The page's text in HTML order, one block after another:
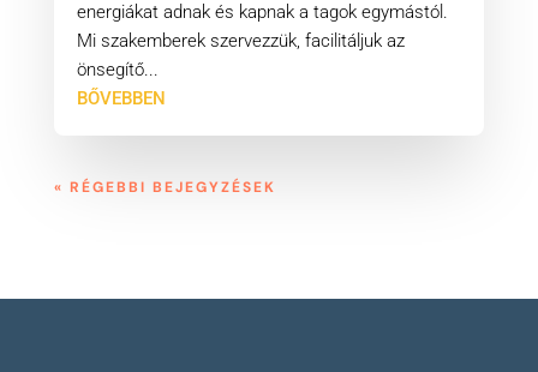
energiákat adnak és kapnak a tagok egymástól.
Mi szakemberek szervezzük, facilitáljuk az
önsegítő...
BŐVEBBEN
« RÉGEBBI BEJEGYZÉSEK